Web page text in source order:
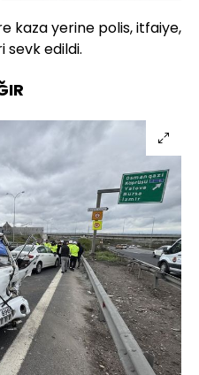
kaza yerine polis, itfaiye,
sevk edildi.